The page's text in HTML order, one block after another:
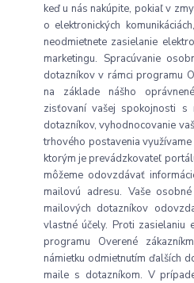
keď u nás nakúpite, pokiaľ v
o elektronických
neodmietnete zasielanie
marketingu. Spracúvanie
dotazníkov v rámci programu
na základe nášho
zisťovaní vašej spokojnosti s
dotazníkov, vyhodnocovanie
trhového postavenia
ktorým je prevádzkovateľ
môžeme odovzdávať
mailovú adresu. Vaše
mailových dotazníkov
vlastné účely. Proti zasielaniu
programu Overené
námietku odmietnutím ďalších
maile s dotazníkom. V